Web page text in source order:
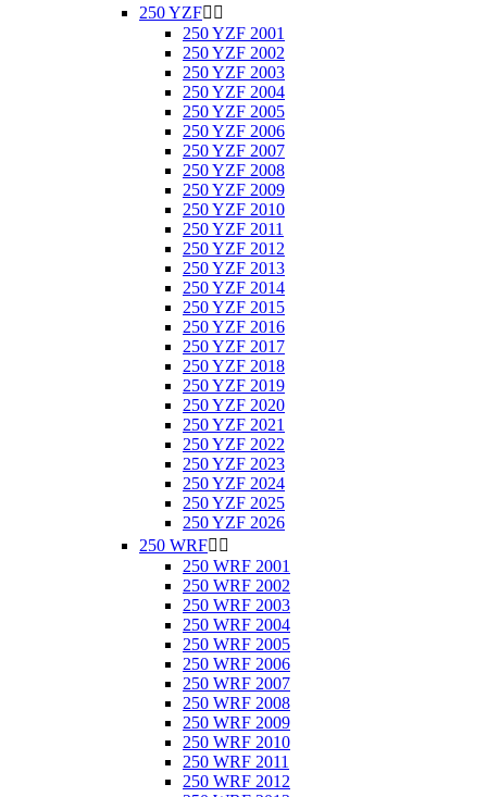
250 YZF 
250 YZF 2001
250 YZF 2002
250 YZF 2003
250 YZF 2004
250 YZF 2005
250 YZF 2006
250 YZF 2007
250 YZF 2008
250 YZF 2009
250 YZF 2010
250 YZF 2011
250 YZF 2012
250 YZF 2013
250 YZF 2014
250 YZF 2015
250 YZF 2016
250 YZF 2017
250 YZF 2018
250 YZF 2019
250 YZF 2020
250 YZF 2021
250 YZF 2022
250 YZF 2023
250 YZF 2024
250 YZF 2025
250 YZF 2026
250 WRF 
250 WRF 2001
250 WRF 2002
250 WRF 2003
250 WRF 2004
250 WRF 2005
250 WRF 2006
250 WRF 2007
250 WRF 2008
250 WRF 2009
250 WRF 2010
250 WRF 2011
250 WRF 2012